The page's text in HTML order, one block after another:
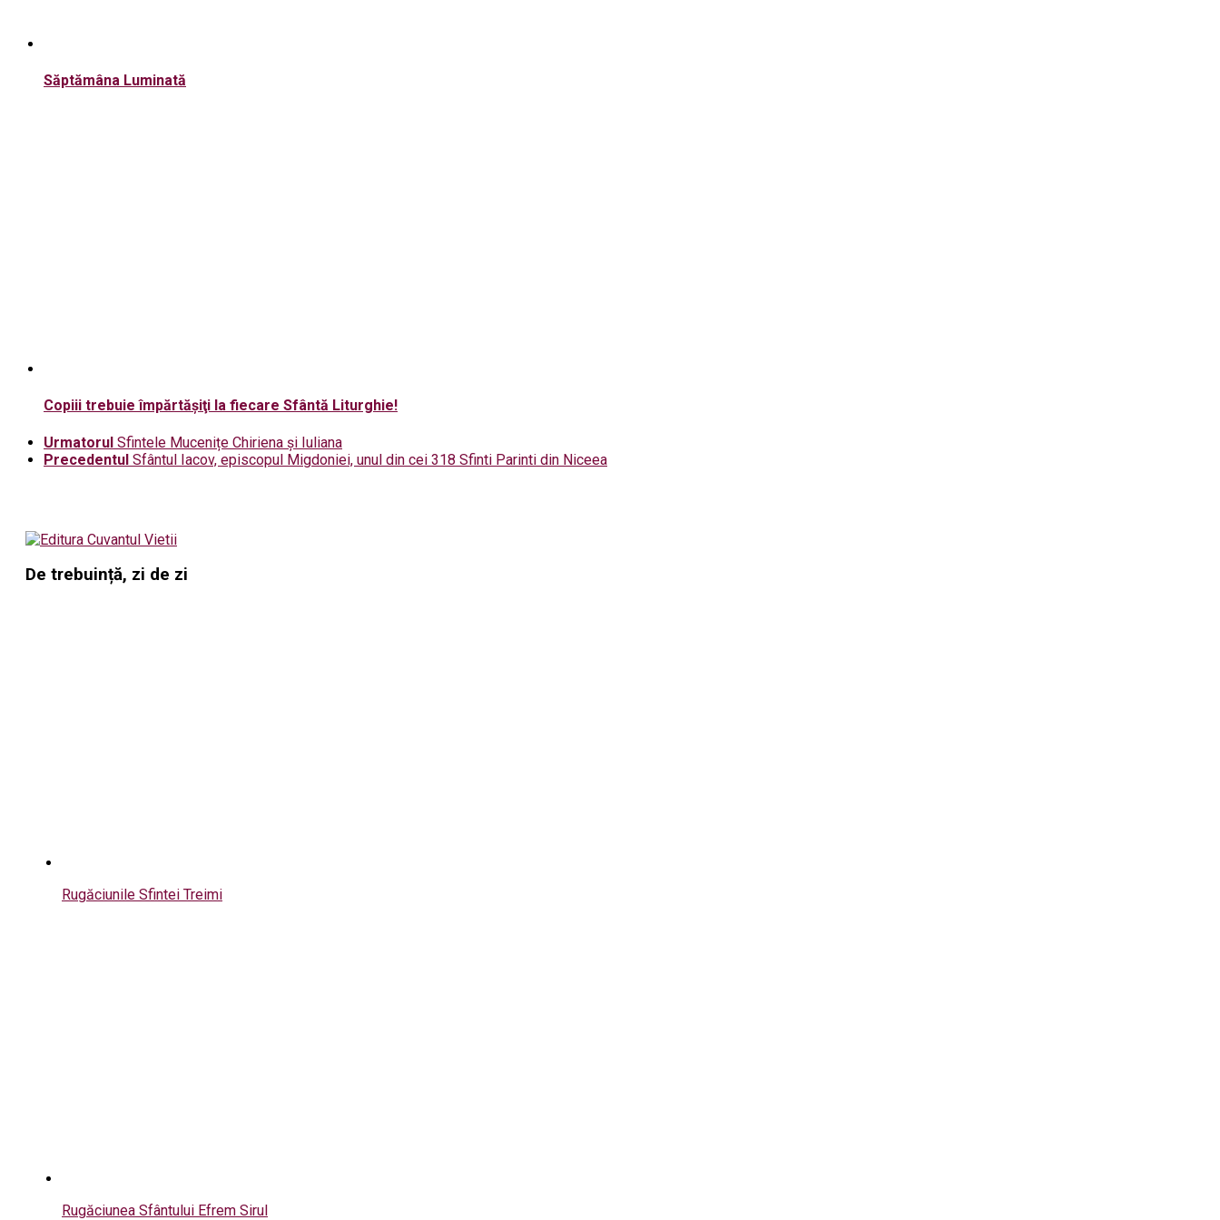
Săptămâna Luminată
Copiii trebuie împărtăşiţi la fiecare Sfântă Liturghie!
Urmatorul Sfintele Mucenițe Chiriena și Iuliana
Precedentul Sfântul Iacov, episcopul Migdoniei, unul din cei 318 Sfinti Parinti din Niceea
De trebuință, zi de zi
Rugăciunile Sfintei Treimi
Rugăciunea Sfântului Efrem Sirul